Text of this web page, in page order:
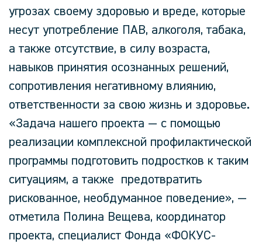
угрозах своему здоровью и вреде, которые
несут употребление ПАВ, алкоголя, табака,
а также отсутствие, в силу возраста,
навыков принятия осознанных решений,
сопротивления негативному влиянию,
ответственности за свою жизнь и здоровье.
«Задача нашего проекта — с помощью
реализации комплексной профилактической
программы подготовить подростков к таким
ситуациям, а также предотвратить
рискованное, необдуманное поведение», —
отметила Полина Вещева, координатор
проекта, специалист Фонда «ФОКУС-